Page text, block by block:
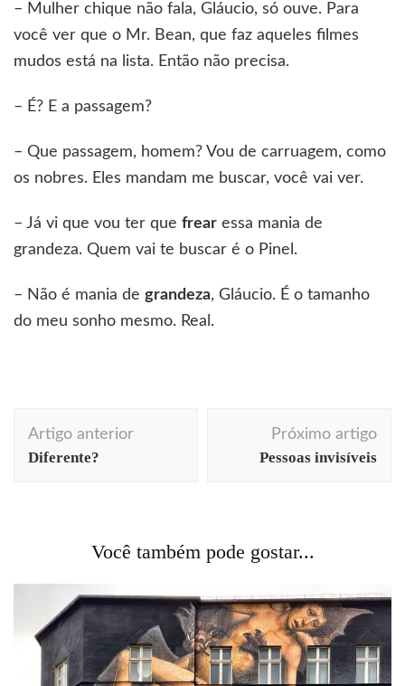
– Mulher chique não fala, Gláucio, só ouve. Para
você ver que o Mr. Bean, que faz aqueles filmes
mudos está na lista. Então não precisa.
– É? E a passagem?
– Que passagem, homem? Vou de carruagem, como
os nobres. Eles mandam me buscar, você vai ver.
– Já vi que vou ter que frear essa mania de
grandeza. Quem vai te buscar é o Pinel.
– Não é mania de grandeza, Gláucio. É o tamanho
do meu sonho mesmo. Real.
Navegação
de
Artigo anterior
Diferente?
Próximo artigo
Pessoas invisíveis
Você também pode gostar...